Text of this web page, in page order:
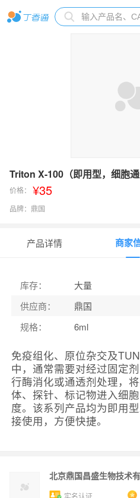
Triton X-100（即用型，细胞通
价格： ¥35
品牌： 鼎国
产品详情 商家
库存：
大量
供应商：
鼎国
规格： 6ml
免疫组化、原位杂交及
中，通常需要对经过固定
行酶消化或通透剂处理，
体、探针、标记物进入细
度。该系列产品均为即用
接使用，方便快捷。
北京鼎国昌盛生物技术
实名认证